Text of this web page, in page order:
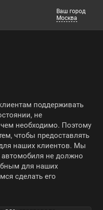
Ваш город
Москва
поддерживать
не
необходимо. Поэтому
чтобы предоставлять
наших клиентов. Мы
не должно
для наших
сделать его